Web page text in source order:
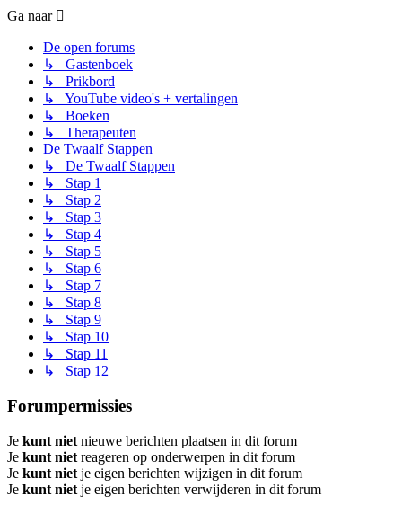
Ga naar
De open forums
↳ Gastenboek
↳ Prikbord
↳ YouTube video's + vertalingen
↳ Boeken
↳ Therapeuten
De Twaalf Stappen
↳ De Twaalf Stappen
↳ Stap 1
↳ Stap 2
↳ Stap 3
↳ Stap 4
↳ Stap 5
↳ Stap 6
↳ Stap 7
↳ Stap 8
↳ Stap 9
↳ Stap 10
↳ Stap 11
↳ Stap 12
Forumpermissies
Je kunt niet nieuwe berichten plaatsen in dit forum
Je kunt niet reageren op onderwerpen in dit forum
Je kunt niet je eigen berichten wijzigen in dit forum
Je kunt niet je eigen berichten verwijderen in dit forum